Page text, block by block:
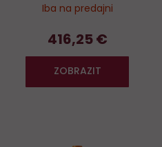
Iba na predajni
416,25 €
ZOBRAZIT